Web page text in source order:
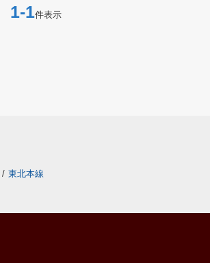
1-1件表示
/ 東北本線